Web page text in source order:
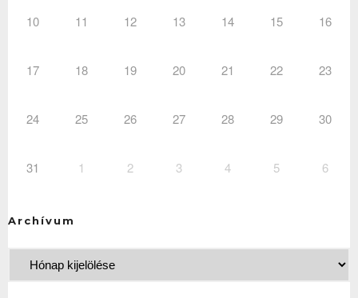
10 11 12 13 14 15 16
17 18 19 20 21 22 23
24 25 26 27 28 29 30
31 1 2 3 4 5 6
Archívum